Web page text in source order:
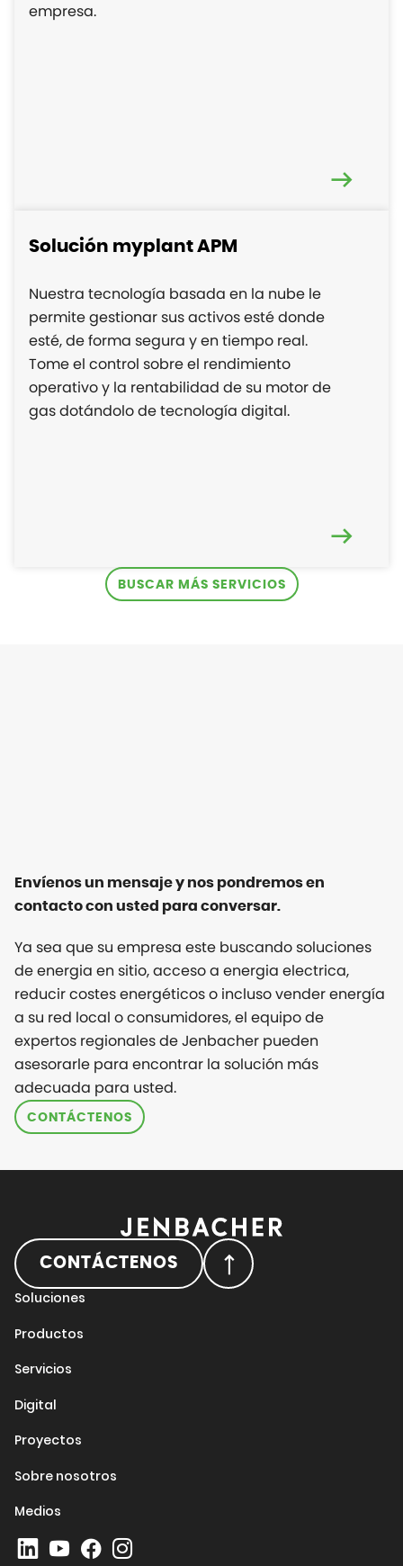
empresa.
Solución myplant APM
Nuestra tecnología basada en la nube le
permite gestionar sus activos esté donde
esté, de forma segura y en tiempo real.
Tome el control sobre el rendimiento
operativo y la rentabilidad de su motor de
gas dotándolo de tecnología digital.
BUSCAR MÁS SERVICIOS
Envíenos un mensaje y nos pondremos en
contacto con usted para conversar.
Ya sea que su empresa este buscando soluciones
de energia en sitio, acceso a energia electrica,
reducir costes energéticos o incluso vender energía
a su red local o consumidores, el equipo de
expertos regionales de Jenbacher pueden
asesorarle para encontrar la solución más
adecuada para usted.
CONTÁCTENOS
CONTÁCTENOS
Soluciones
Productos
Servicios
Digital
Proyectos
Sobre nosotros
Medios